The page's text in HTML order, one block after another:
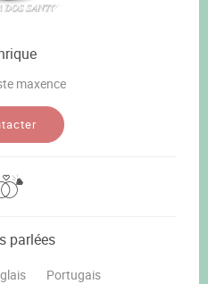
maxence
parlées
Portugais